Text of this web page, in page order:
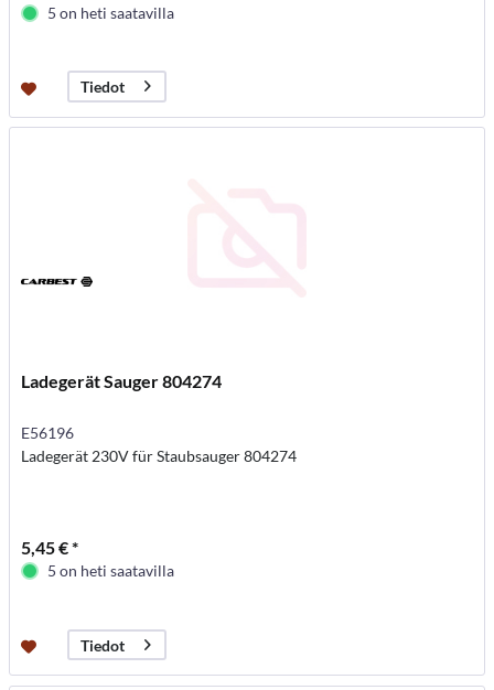
5 on heti saatavilla
Tiedot
Ladegerät Sauger 804274
E56196
Ladegerät 230V für Staubsauger 804274
5,45 € *
5 on heti saatavilla
Tiedot